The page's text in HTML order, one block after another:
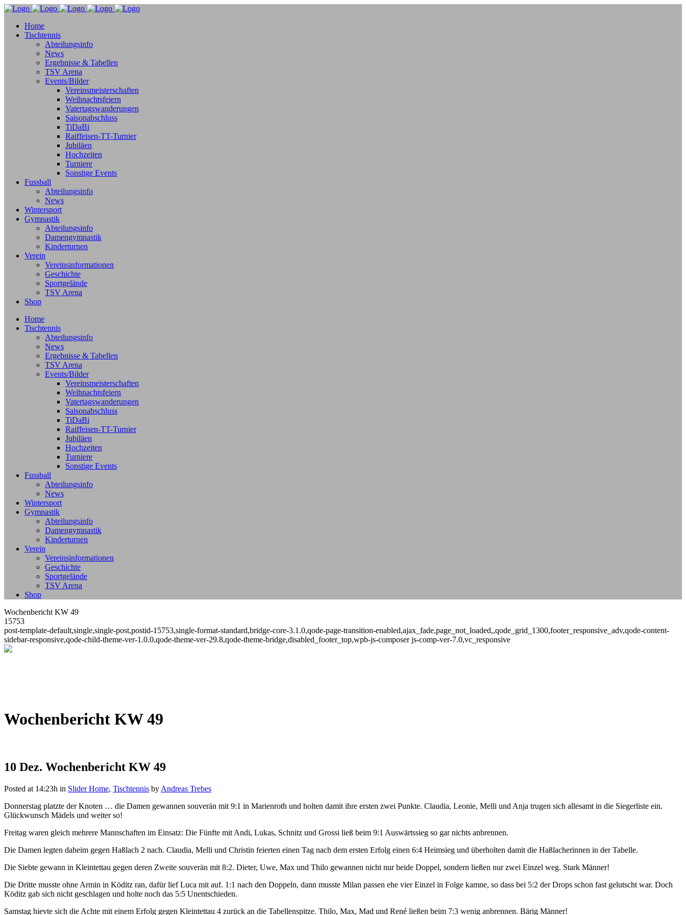
Home
Tischtennis
Abteilungsinfo
News
Ergebnisse & Tabellen
TSV Arena
Events/Bilder
Vereinsmeisterschaften
Weihnachtsfeiern
Vatertagswanderungen
Saisonabschluss
TiDaBi
Raiffeisen-TT-Turnier
Jubiläen
Hochzeiten
Turniere
Sonstige Events
Fussball
Abteilungsinfo
News
Wintersport
Gymnastik
Abteilungsinfo
Damengymnastik
Kinderturnen
Verein
Vereinsinformationen
Geschichte
Sportgelände
TSV Arena
Shop
Home
Tischtennis
Abteilungsinfo
News
Ergebnisse & Tabellen
TSV Arena
Events/Bilder
Vereinsmeisterschaften
Weihnachtsfeiern
Vatertagswanderungen
Saisonabschluss
TiDaBi
Raiffeisen-TT-Turnier
Jubiläen
Hochzeiten
Turniere
Sonstige Events
Fussball
Abteilungsinfo
News
Wintersport
Gymnastik
Abteilungsinfo
Damengymnastik
Kinderturnen
Verein
Vereinsinformationen
Geschichte
Sportgelände
TSV Arena
Shop
Wochenbericht KW 49
15753
post-template-default,single,single-post,postid-15753,single-format-standard,bridge-core-3.1.0,qode-page-transition-enabled,ajax_fade,page_not_loaded,,qode_grid_1300,footer_responsive_adv,qode-content-
sidebar-responsive,qode-child-theme-ver-1.0.0,qode-theme-ver-29.8,qode-theme-bridge,disabled_footer_top,wpb-js-composer js-comp-ver-7.0,vc_responsive
Wochenbericht KW 49
10 Dez. Wochenbericht KW 49
Posted at 14:23h in Slider Home, Tischtennis by Andreas Trebes
Donnerstag platzte der Knoten … die Damen gewannen souverän mit 9:1 in Marienroth und holten damit ihre ersten zwei Punkte. Claudia, Leonie, Melli und Anja trugen sich allesamt in die Siegerliste ein.
Glückwunsch Mädels und weiter so!
Freitag waren gleich mehrere Mannschaften im Einsatz: Die Fünfte mit Andi, Lukas, Schnitz und Grossi ließ beim 9:1 Auswärtssieg so gar nichts anbrennen.
Die Damen legten daheim gegen Haßlach 2 nach. Claudia, Melli und Christin feierten einen Tag nach dem ersten Erfolg einen 6:4 Heimsieg und überholten damit die Haßlacherinnen in der Tabelle.
Die Siebte gewann in Kleintettau gegen deren Zweite souverän mit 8:2. Dieter, Uwe, Max und Thilo gewannen nicht nur beide Doppel, sondern ließen nur zwei Einzel weg. Stark Männer!
Die Dritte musste ohne Armin in Köditz ran, dafür lief Luca mit auf. 1:1 nach den Doppeln, dann musste Milan passen ehe vier Einzel in Folge kamne, so dass bei 5:2 der Drops schon fast gelutscht war. Doch
Köditz gab sich nicht geschlagen und holte noch das 5:5 Unentschieden.
Samstag hievte sich die Achte mit einem Erfolg gegen Kleintettau 4 zurück an die Tabellenspitze. Thilo, Max, Mad und René ließen beim 7:3 wenig anbrennen. Bärig Männer!